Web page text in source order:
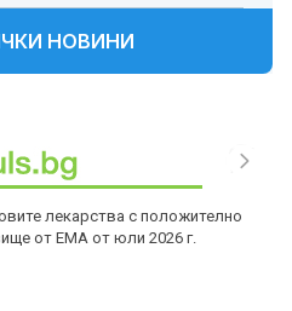
НОВИНИ
лекарства с положително
от ЕМА от юли 2026 г.